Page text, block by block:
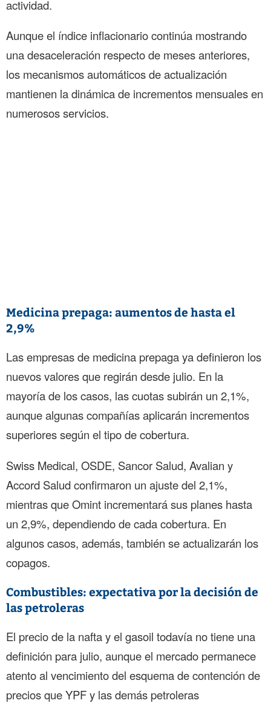
actividad.
Aunque el índice inflacionario continúa mostrando
una desaceleración respecto de meses anteriores,
los mecanismos automáticos de actualización
mantienen la dinámica de incrementos mensuales en
numerosos servicios.
Medicina prepaga: aumentos de hasta el
2,9%
Las empresas de medicina prepaga ya definieron los
nuevos valores que regirán desde julio. En la
mayoría de los casos, las cuotas subirán un 2,1%,
aunque algunas compañías aplicarán incrementos
superiores según el tipo de cobertura.
Swiss Medical, OSDE, Sancor Salud, Avalian y
Accord Salud confirmaron un ajuste del 2,1%,
mientras que Omint incrementará sus planes hasta
un 2,9%, dependiendo de cada cobertura. En
algunos casos, además, también se actualizarán los
copagos.
Combustibles: expectativa por la decisión de
las petroleras
El precio de la nafta y el gasoil todavía no tiene una
definición para julio, aunque el mercado permanece
atento al vencimiento del esquema de contención de
precios que YPF y las demás petroleras